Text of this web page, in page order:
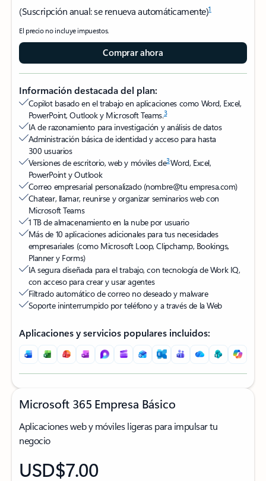
(Suscripción anual: se renueva automáticamente)1
El precio no incluye impuestos.
Comprar ahora
Información destacada del plan:
Copilot basado en el trabajo en aplicaciones como Word, Excel,
PowerPoint, Outlook y Microsoft Teams.3
IA de razonamiento para investigación y análisis de datos
Administración básica de identidad y acceso para hasta
300 usuarios
Versiones de escritorio, web y móviles de3Word, Excel,
PowerPoint y Outlook
Correo empresarial personalizado (nombre@tu empresa.com)
Chatear, llamar, reunirse y organizar seminarios web con
Microsoft Teams
1 TB de almacenamiento en la nube por usuario
Más de 10 aplicaciones adicionales para tus necesidades
empresariales (como Microsoft Loop, Clipchamp, Bookings,
Planner y Forms)
IA segura diseñada para el trabajo, con tecnología de Work IQ,
con acceso para crear y usar agentes
Filtrado automático de correo no deseado y malware
Soporte ininterrumpido por teléfono y a través de la Web
Aplicaciones y servicios populares incluidos:
Microsoft 365 Empresa Básico
Aplicaciones web y móviles ligeras para impulsar tu
negocio
USD$7.00